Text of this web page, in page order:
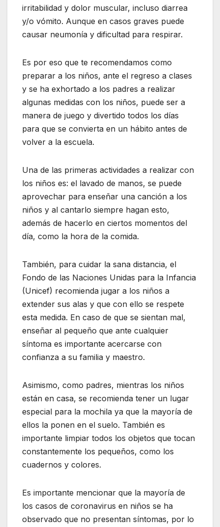
irritabilidad y dolor muscular, incluso diarrea
y/o vómito. Aunque en casos graves puede
causar neumonía y dificultad para respirar.
Es por eso que te recomendamos como
preparar a los niños, ante el regreso a clases
y se ha exhortado a los padres a realizar
algunas medidas con los niños, puede ser a
manera de juego y divertido todos los días
para que se convierta en un hábito antes de
volver a la escuela.
Una de las primeras actividades a realizar con
los niños es: el lavado de manos, se puede
aprovechar para enseñar una canción a los
niños y al cantarlo siempre hagan esto,
además de hacerlo en ciertos momentos del
día, como la hora de la comida.
También, para cuidar la sana distancia, el
Fondo de las Naciones Unidas para la Infancia
(Unicef) recomienda jugar a los niños a
extender sus alas y que con ello se respete
esta medida. En caso de que se sientan mal,
enseñar al pequeño que ante cualquier
síntoma es importante acercarse con
confianza a su familia y maestro.
Asimismo, como padres, mientras los niños
están en casa, se recomienda tener un lugar
especial para la mochila ya que la mayoría de
ellos la ponen en el suelo. También es
importante limpiar todos los objetos que tocan
constantemente los pequeños, como los
cuadernos y colores.
Es importante mencionar que la mayoría de
los casos de coronavirus en niños se ha
observado que no presentan síntomas, por lo